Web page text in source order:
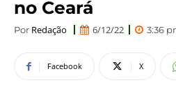
no Ceará
Por Redação 6/12/22 3:36
Facebook X